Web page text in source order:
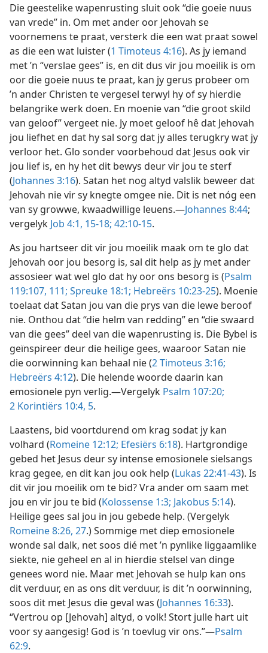
Die geestelike wapenrusting sluit ook “die goeie nuus
van vrede” in. Om met ander oor Jehovah se
voornemens te praat, versterk die een wat praat sowel
as die een wat luister (1 Timoteus 4:16). As jy iemand
met ’n “verslae gees” is, en dit dus vir jou moeilik is om
oor die goeie nuus te praat, kan jy gerus probeer om
’n ander Christen te vergesel terwyl hy of sy hierdie
belangrike werk doen. En moenie van “die groot skild
van geloof” vergeet nie. Jy moet geloof hê dat Jehovah
jou liefhet en dat hy sal sorg dat jy alles terugkry wat jy
verloor het. Glo sonder voorbehoud dat Jesus ook vir
jou lief is, en hy het dit bewys deur vir jou te sterf
(Johannes 3:16). Satan het nog altyd valslik beweer dat
Jehovah nie vir sy knegte omgee nie. Dit is net nóg een
van sy growwe, kwaadwillige leuens.—Johannes 8:44;
vergelyk Job 4:1, 15-18; 42:10-15.
As jou hartseer dit vir jou moeilik maak om te glo dat
Jehovah oor jou besorg is, sal dit help as jy met ander
assosieer wat wel glo dat hy oor ons besorg is (Psalm
119:107, 111; Spreuke 18:1; Hebreërs 10:23-25). Moenie
toelaat dat Satan jou van die prys van die lewe beroof
nie. Onthou dat “die helm van redding” en “die swaard
van die gees” deel van die wapenrusting is. Die Bybel is
geïnspireer deur die heilige gees, waaroor Satan nie
die oorwinning kan behaal nie (2 Timoteus 3:16;
Hebreërs 4:12). Die helende woorde daarin kan
emosionele pyn verlig.—Vergelyk Psalm 107:20;
2 Korintiërs 10:4, 5.
Laastens, bid voortdurend om krag sodat jy kan
volhard (Romeine 12:12; Efesiërs 6:18). Hartgrondige
gebed het Jesus deur sy intense emosionele sielsangs
krag gegee, en dit kan jou ook help (Lukas 22:41-43). Is
dit vir jou moeilik om te bid? Vra ander om saam met
jou en vir jou te bid (Kolossense 1:3; Jakobus 5:14).
Heilige gees sal jou in jou gebede help. (Vergelyk
Romeine 8:26, 27.) Sommige met diep emosionele
wonde sal dalk, net soos dié met ’n pynlike liggaamlike
siekte, nie geheel en al in hierdie stelsel van dinge
genees word nie. Maar met Jehovah se hulp kan ons
dit verduur, en as ons dit verduur, is dit ’n oorwinning,
soos dit met Jesus die geval was (Johannes 16:33).
“Vertrou op [Jehovah] altyd, o volk! Stort julle hart uit
voor sy aangesig! God is ’n toevlug vir ons.”—Psalm
62:9.